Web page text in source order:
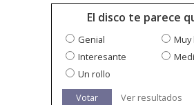
El disco te parece
Genial
Muy
Interesante
Un rollo
Votar
Ver resultados